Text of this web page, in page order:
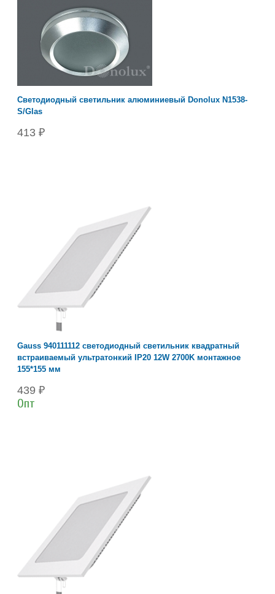
Светодиодный светильник алюминиевый Donolux N1538-
S/Glas
413 ₽
Gauss 940111112 светодиодный светильник квадратный
встраиваемый ультратонкий IP20 12W 2700K монтажное
155*155 мм
439 ₽
Опт